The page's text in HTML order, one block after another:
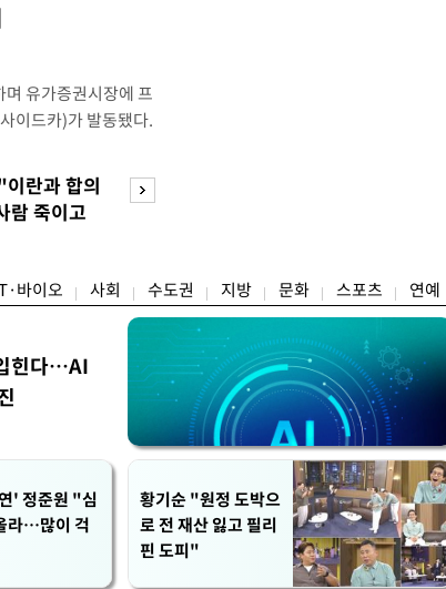
유가증권시장에 프
이드카)가 발동됐다.
도 사이드카를 발동
물지수는 전일 종가
매도 사이드카는 코
월물 가격
란과 합의
죽이고
바이오 사회 수도권 지방 문화 스포츠 연예
힌다…AI
' 정준원 "심
라…많이 걱
황기순 "원정 도박으
로 전 재산 잃고 필리
핀 도피"